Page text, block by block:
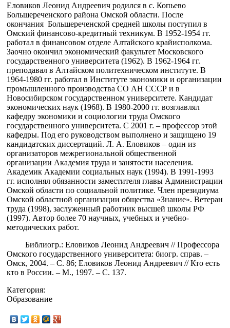
Еловиков Леонид Андреевич родился в с. Копьево
Большереченского района Омской области. После
окончания Большереченской средней школы поступил в
Омский финансово-кредитный техникум. В 1952-1954 гг.
работал в финансовом отделе Алтайского крайисполкома.
Заочно окончил экономический факультет Московского
государственного университета (1962). В 1962-1964 гг.
преподавал в Алтайском политехническом институте. В
1964-1980 гг. работал в Институте экономики и организации
промышленного производства СО АН СССР и в
Новосибирском государственном университете. Кандидат
экономических наук (1968). В 1980-2000 гг. возглавлял
кафедру экономики и социологии труда Омского
государственного университета. С 2001 г. – профессор этой
кафедры. Под его руководством выполнено и защищено 19
кандидатских диссертаций. Л. А. Еловиков – один из
организаторов межрегиональной общественной
организации Академия труда и занятости населения.
Академик Академии социальных наук (1994). В 1991-1993
гг. исполнял обязанности заместителя главы Администрации
Омской области по социальной политике. Член президиума
Омской областной организации общества «Знание». Ветеран
труда (1998), заслуженный работник высшей школы РФ
(1997). Автор более 70 научных, учебных и учебно-
методических работ.
Библиогр.: Еловиков Леонид Андреевич // Профессора
Омского государственного университета: биогр. справ. –
Омск, 2004. – С. 86; Еловиков Леонид Андреевич // Кто есть
кто в России. – М., 1997. – С. 137.
Категория:
Образование